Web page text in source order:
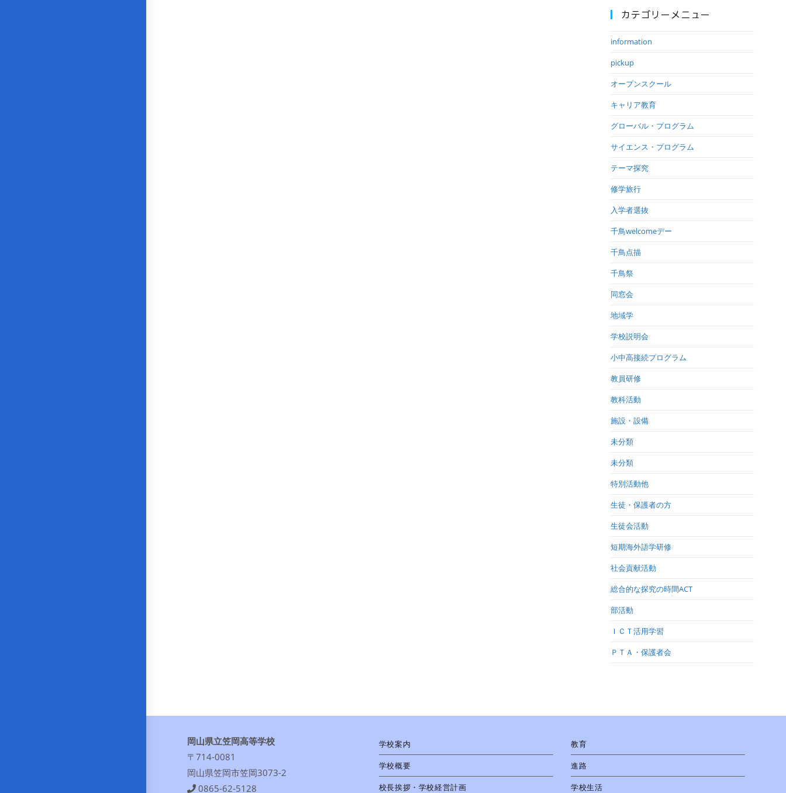
カテゴリーメニュー
information
pickup
オープンスクール
キャリア教育
グローバル・プログラム
サイエンス・プログラム
テーマ探究
修学旅行
入学者選抜
千鳥welcomeデー
千鳥点描
千鳥祭
同窓会
地域学
学校説明会
小中高接続プログラム
教員研修
教科活動
施設・設備
未分類
未分類
特別活動他
生徒・保護者の方
生徒会活動
短期海外語学研修
社会貢献活動
総合的な探究の時間ACT
部活動
ＩＣＴ活用学習
ＰＴＡ・保護者会
岡山県立笠岡高等学校
〒714-0081
岡山県笠岡市笠岡3073-2
0865-62-5128
学校案内
学校概要
校長挨拶・学校経営計画
教育
進路
学校生活